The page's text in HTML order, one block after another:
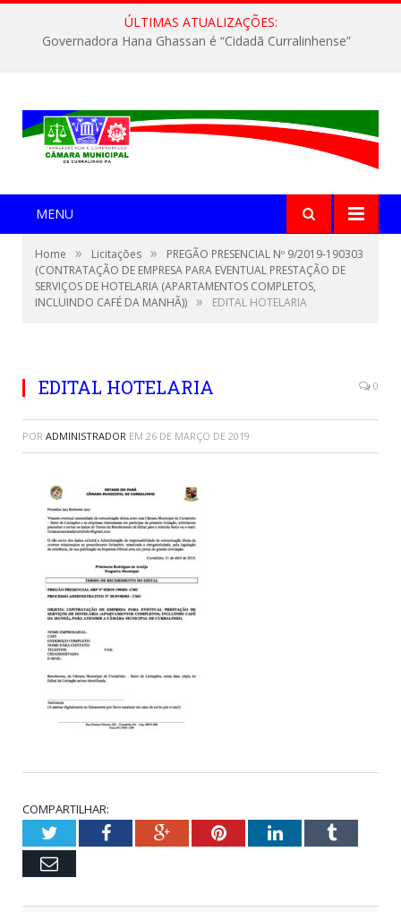
ÚLTIMAS ATUALIZAÇÕES:
Governadora Hana Ghassan é “Cidadã Curralinhense”
MENU
Home » Licitações »
PREGÃO PRESENCIAL Nº 9/2019-190303
(CONTRATAÇÃO DE EMPRESA PARA EVENTUAL PRESTAÇÃO DE
SERVIÇOS DE HOTELARIA (APARTAMENTOS COMPLETOS,
INCLUINDO CAFÉ DA MANHÃ)) » EDITAL HOTELARIA
EDITAL HOTELARIA 0
POR ADMINISTRADOR EM 26 DE MARÇO DE 2019
COMPARTILHAR:
TwitterFacebookGoogle+PinterestLinkedInTumblr
Email